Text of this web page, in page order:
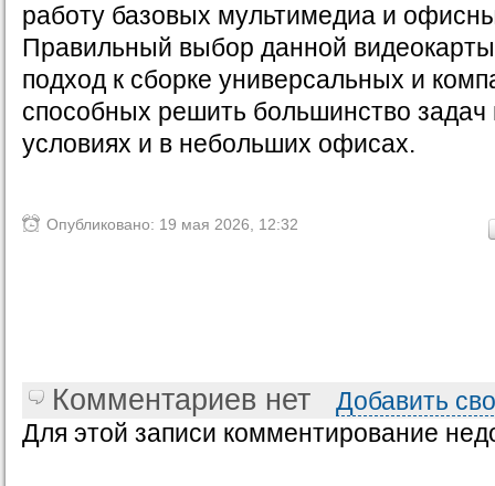
работу базовых мультимедиа и
Правильный выбор данной
подход к сборке универсальных и
способных решить большинство
условиях и в небольших офисах.
Опубликовано: 19 мая 2026, 12:32
Комментариев нет
Добавить
Для этой записи комментирование